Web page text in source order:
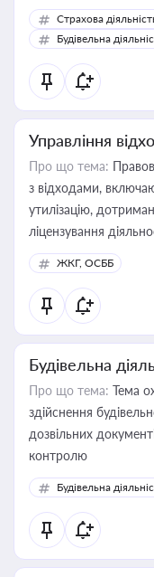
корисне для
бухгалтера під час
державного майна,
статусу суб'єктів
Страхова
Будівельна
Управління
Про що тема:
з відходами,
утилізацію,
ліцензування
ЖКГ, ОСББ
Будівельна
Про що тема: Тема
здійснення
дозвільних
контролю
Будівельна